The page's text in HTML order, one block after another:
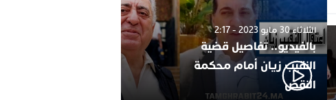
الثلاثاء 30 مايو 2023 - 2:17
بالفيديو.. تفاصيل قضية
النقيب زيان أمام محكمة
النقض